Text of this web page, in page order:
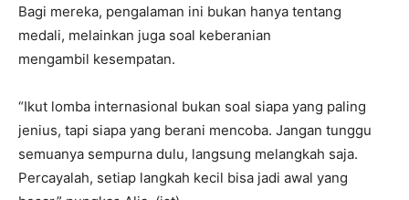
Bagi mereka, pengalaman ini bukan hanya tentang
medali, melainkan juga soal keberanian
mengambil kesempatan.
“Ikut lomba internasional bukan soal siapa yang paling
jenius, tapi siapa yang berani mencoba. Jangan tunggu
semuanya sempurna dulu, langsung melangkah saja.
Percayalah, setiap langkah kecil bisa jadi awal yang